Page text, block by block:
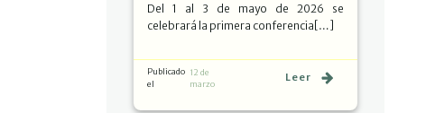
Del 1 al 3 de mayo de 2026 se
celebrará la primera conferencia[…]
Publicado
el
12 de
marzo
Leer